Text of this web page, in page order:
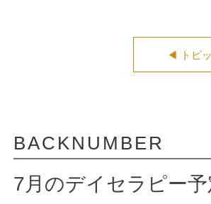
◀ トピ
BACKNUMBER
7月のデイセラピー予